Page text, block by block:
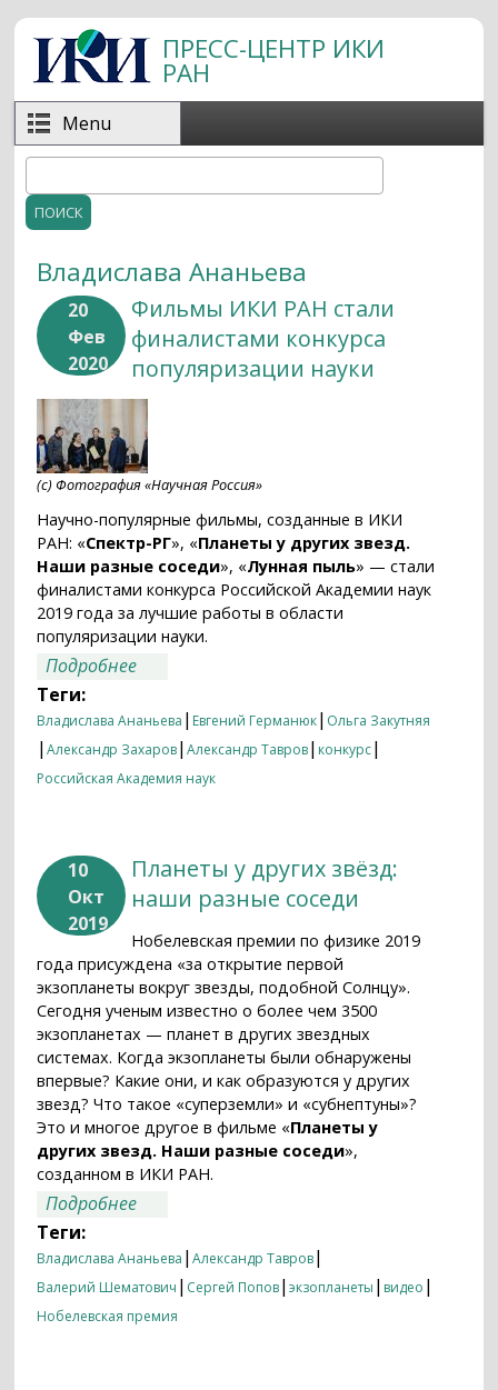
Перейти к основному содержанию
ПРЕСС-ЦЕНТР ИКИ
РАН
Menu
Форма поиска
Владислава Ананьева
20
Фев
2020
Фильмы ИКИ РАН стали
финалистами конкурса
популяризации науки
(с) Фотография «Научная Россия»
Научно-популярные фильмы, созданные в ИКИ
РАН: «Спектр-РГ», «Планеты у других звезд.
Наши разные соседи», «Лунная пыль» — стали
финалистами конкурса Российской Академии наук
2019 года за лучшие работы в области
популяризации науки.
Подробнее
Теги:
Владислава Ананьева | Евгений Германюк| Ольга Закутняя
|Александр Захаров|Александр Тавров| конкурс|
Российская Академия наук
10
Окт
2019
Планеты у других звёзд:
наши разные соседи
Нобелевская премии по физике 2019
года присуждена «за открытие первой
экзопланеты вокруг звезды, подобной Солнцу».
Сегодня ученым известно о более чем 3500
экзопланетах — планет в других звездных
системах. Когда экзопланеты были обнаружены
впервые? Какие они, и как образуются у других
звезд? Что такое «суперземли» и «субнептуны»?
Это и многое другое в фильме «Планеты у
других звезд. Наши разные соседи»,
созданном в ИКИ РАН.
Подробнее
Теги:
Владислава Ананьева |Александр Тавров|
Валерий Шематович | Сергей Попов|экзопланеты | видео |
Нобелевская премия